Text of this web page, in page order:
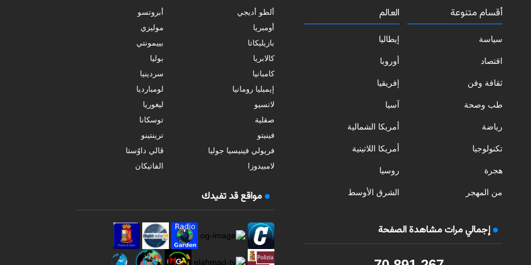
أقسام متنوعة
سياسة
اقتصاد
ثقافة وفن
طب وصحة
رياضة
تكنولوجيا
هجرة
من المهجر
العالم
إيطاليا
أوروبا
إفريقيا
آسيا
أمريكا الشمالية
أمريكا اللاتينية
روسيا
الشرق الأوسط
إجمالي مرات مشاهدة الصفحة
ألطو أديجي
أبروتسو
أومبريا
موليزي
بازيليكاتا
بييمونتي
كالابريا
بوليا
كامبانيا
سردينيا
إيميليا رومانيا
لومبارديا
لاتسيو
ليغوريا
صقلية
توسكانا
فينيتو
ترينتينو
فريولي فينيسيا جوليا
ڤالي داوُستا
لامبيدوزا
الفاتيكان
مواقع قد تفيدك